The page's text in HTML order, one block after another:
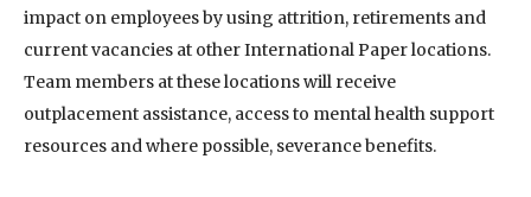
impact on employees by using attrition, retirements and
current vacancies at other International Paper locations.
Team members at these locations will receive
outplacement assistance, access to mental health support
resources and where possible, severance benefits.